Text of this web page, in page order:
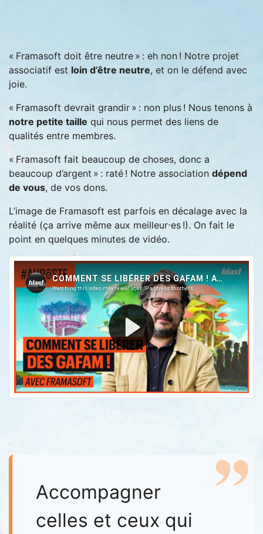
« Framasoft doit être neutre » : eh non ! Notre projet
associatif est loin d’être neutre, et on le défend avec
joie.
« Framasoft devrait grandir » : non plus ! Nous tenons à
notre petite taille qui nous permet des liens de
qualités entre membres.
« Framasoft fait beaucoup de choses, donc a
beaucoup d’argent » : raté ! Notre association dépend
de vous, de vos dons.
L’image de Framasoft est parfois en décalage avec la
réalité (ça arrive même aux meilleur⋅es !). On fait le
point en quelques minutes de vidéo.
Accompagner
celles et ceux qui